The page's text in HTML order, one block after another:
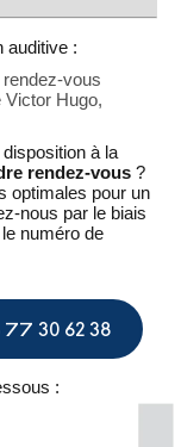
auditive :
rendez-vous
à la
rendez-vous ?
optimales pour un
nous par le biais
numéro de
77 30 62 38
: